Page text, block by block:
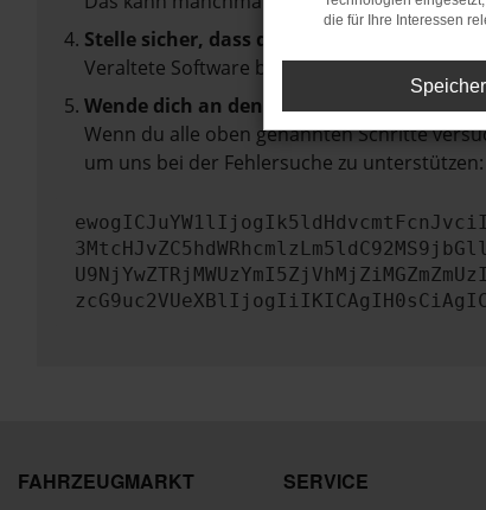
Stelle sicher, dass dein Browser und dein
Veraltete Software birgt nicht nur ein
Wende dich an den Webseitenbetreiber.
Wenn du alle oben genannten Schritte
um uns bei der Fehlersuche zu unterstützen:
FAHRZEUGMARKT
SERVICE
die für Ihre Interessen